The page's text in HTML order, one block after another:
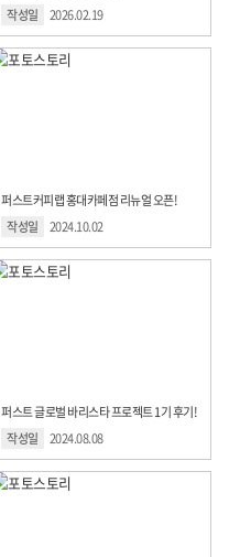
작성일
2026.02.19
퍼스트커피랩 홍대카페점 리뉴얼 오픈!
작성일
2024.10.02
퍼스트 글로벌 바리스타 프로젝트 1기 후기!
작성일
2024.08.08